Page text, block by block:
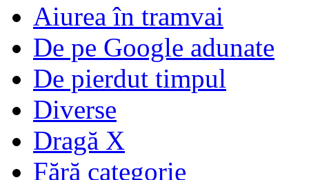
Aiurea în tramvai
De pe Google adunate
De pierdut timpul
Diverse
Dragă X
Fără categorie